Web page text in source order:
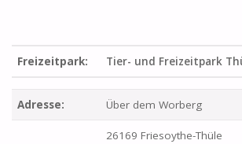
Freizeitpark: Tier- und Freizeitpark
Adresse: Über dem Worberg
26169 Friesoythe-Thüle